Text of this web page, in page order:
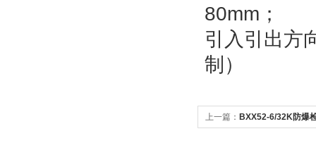
80mm；
引入引出方
制）
上一篇： BXX52-6/32K防爆